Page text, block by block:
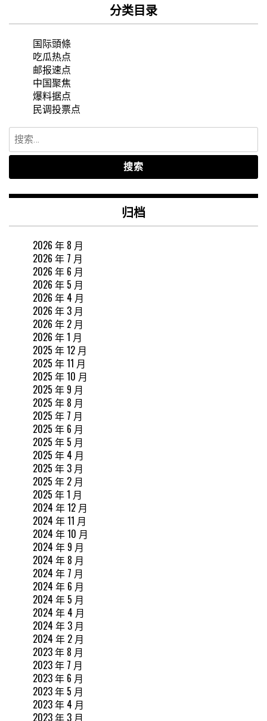
分类目录
国际頭條
吃瓜热点
邮报速点
中国聚焦
爆料据点
民调投票点
搜
索：
归档
2026 年 8 月
2026 年 7 月
2026 年 6 月
2026 年 5 月
2026 年 4 月
2026 年 3 月
2026 年 2 月
2026 年 1 月
2025 年 12 月
2025 年 11 月
2025 年 10 月
2025 年 9 月
2025 年 8 月
2025 年 7 月
2025 年 6 月
2025 年 5 月
2025 年 4 月
2025 年 3 月
2025 年 2 月
2025 年 1 月
2024 年 12 月
2024 年 11 月
2024 年 10 月
2024 年 9 月
2024 年 8 月
2024 年 7 月
2024 年 6 月
2024 年 5 月
2024 年 4 月
2024 年 3 月
2024 年 2 月
2023 年 8 月
2023 年 7 月
2023 年 6 月
2023 年 5 月
2023 年 4 月
2023 年 3 月